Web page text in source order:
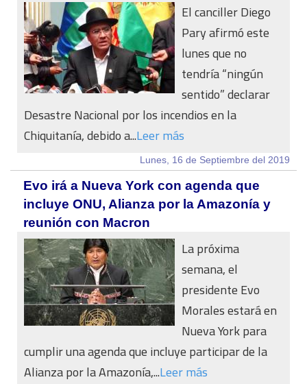
El canciller Diego
Pary afirmó este
lunes que no
tendría “ningún
sentido” declarar
Desastre Nacional por los incendios en la
Chiquitanía, debido a...Leer más
Lunes, 16 de Septiembre del 2019
Evo irá a Nueva York con agenda que
incluye ONU, Alianza por la Amazonía y
reunión con Macron
La próxima
semana, el
presidente Evo
Morales estará en
Nueva York para
cumplir una agenda que incluye participar de la
Alianza por la Amazonía,...Leer más